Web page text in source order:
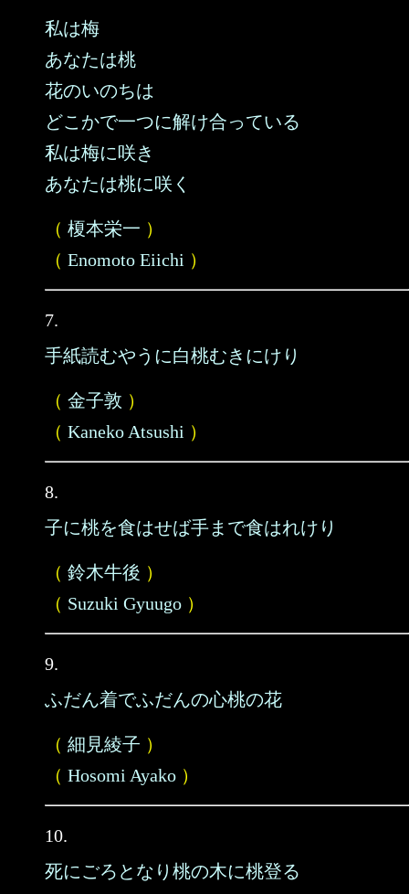
私は梅
あなたは桃
花のいのちは
どこかで一つに解け合っている
私は梅に咲き
あなたは桃に咲く
（ 榎本栄一 ）
（ Enomoto Eiichi ）
7.
手紙読むやうに白桃むきにけり
（ 金子敦 ）
（ Kaneko Atsushi ）
8.
子に桃を食はせば手まで食はれけり
（ 鈴木牛後 ）
（ Suzuki Gyuugo ）
9.
ふだん着でふだんの心桃の花
（ 細見綾子 ）
（ Hosomi Ayako ）
10.
死にごろとなり桃の木に桃登る